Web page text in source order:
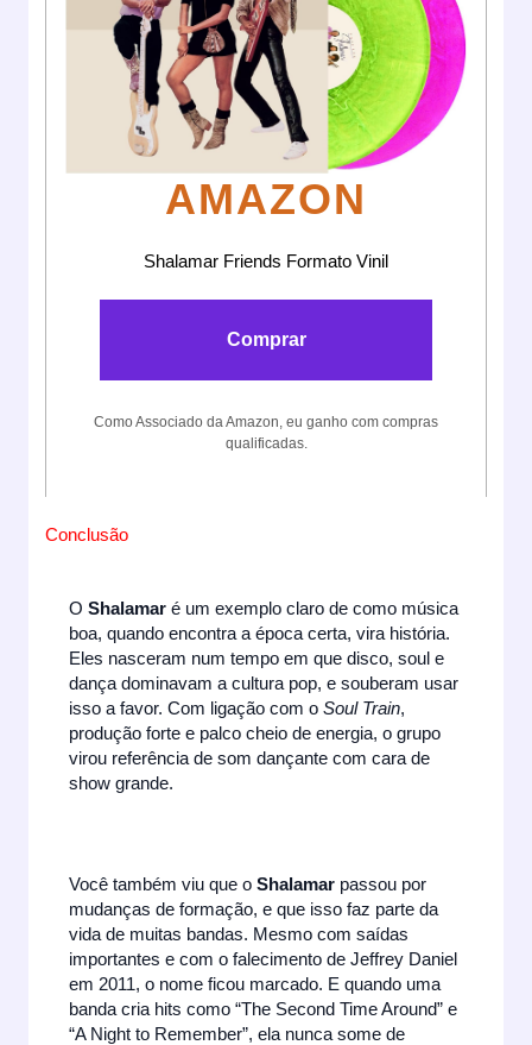
AMAZON
Shalamar Friends Formato Vinil
Comprar
Como Associado da Amazon, eu ganho com compras
qualificadas.
Conclusão
OShalamar é um exemplo claro de como música
boa, quando encontra a época certa, vira história.
Eles nasceram num tempo em que disco, soul e
dança dominavam a cultura pop, e souberam usar
isso a favor. Com ligação com oSoul Train,
produção forte e palco cheio de energia, o grupo
virou referência de som dançante com cara de
show grande.
Você também viu que oShalamar passou por
mudanças de formação, e que isso faz parte da
vida de muitas bandas. Mesmo com saídas
importantes e com o falecimento de Jeffrey Daniel
em 2011, o nome ficou marcado. E quando uma
banda cria hits como “The Second Time Around” e
“A Night to Remember”, ela nunca some de